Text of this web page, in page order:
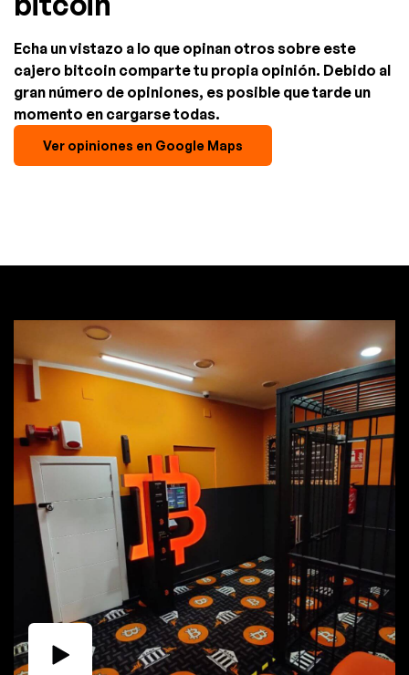
Echa un vistazo a lo que opinan otros sobre este
cajero bitcoin comparte tu propia opinión. Debido al
gran número de opiniones, es posible que tarde un
momento en cargarse todas.
Ver opiniones en Google Maps